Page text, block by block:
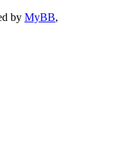
by MyBB,